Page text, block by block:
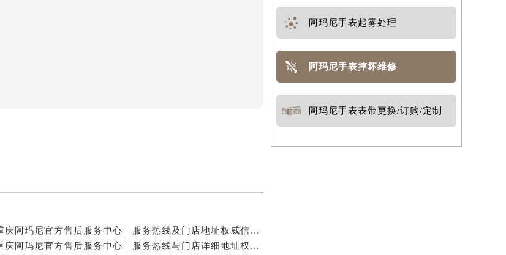
重庆阿玛尼官方售后服务中心｜服务热线及门店地址权威信息公示（2026年7月最新）
重庆阿玛尼官方售后服务中心｜服务热线与门店详细地址权威信息公示（2026年7月最新）
阿玛尼手表起雾处理
阿玛尼手表摔坏维修
阿玛尼手表表带更换/订购/定制